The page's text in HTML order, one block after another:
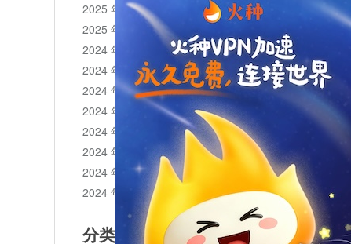
2025 年 10 月
2025 年 1 月
2024 年 12 月
2024 年 11 月
2024 年 10 月
2024 年 9 月
2024 年 8 月
2024 年 7 月
2024 年 6 月
2024 年 5 月
分类目录